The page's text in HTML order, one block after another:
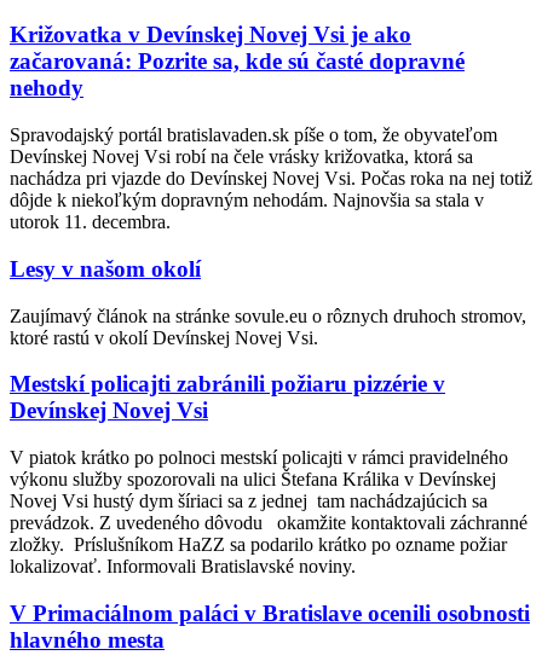
Križovatka v Devínskej Novej Vsi je ako
začarovaná: Pozrite sa, kde sú časté dopravné
nehody
Spravodajský portál bratislavaden.sk píše o tom, že obyvateľom
Devínskej Novej Vsi robí na čele vrásky križovatka, ktorá sa
nachádza pri vjazde do Devínskej Novej Vsi. Počas roka na nej totiž
dôjde k niekoľkým dopravným nehodám. Najnovšia sa stala v
utorok 11. decembra.
Lesy v našom okolí
Zaujímavý článok na stránke sovule.eu o rôznych druhoch stromov,
ktoré rastú v okolí Devínskej Novej Vsi.
Mestskí policajti zabránili požiaru pizzérie v
Devínskej Novej Vsi
V piatok krátko po polnoci mestskí policajti v rámci pravidelného
výkonu služby spozorovali na ulici Štefana Králika v Devínskej
Novej Vsi hustý dym šíriaci sa z jednej tam nachádzajúcich sa
prevádzok. Z uvedeného dôvodu okamžite kontaktovali záchranné
zložky. Príslušníkom HaZZ sa podarilo krátko po ozname požiar
lokalizovať. Informovali Bratislavské noviny.
V Primaciálnom paláci v Bratislave ocenili osobnosti
hlavného mesta